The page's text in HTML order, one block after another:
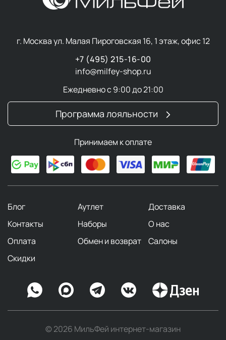
г. Москва ул. Малая Пироговская 16, 1 этаж, офис 12
+7 (495) 215-16-00
info@milfey-shop.ru
Ежедневно с 9:00 до 21:00
Программа лояльности
Принимаем к оплате
Блог Аутлет
Доставка
Контакты
Наборы
О нас
Оплата
Обмен и возврат
Салоны
Скидки
© 2026 МильФей интернет-магазин